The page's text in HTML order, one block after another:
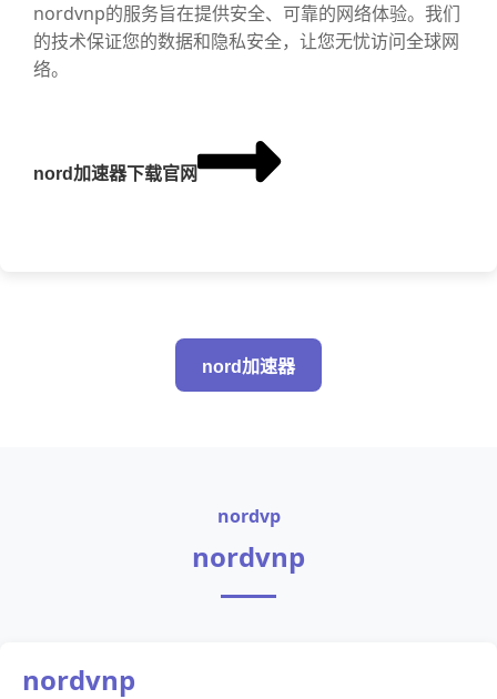
nordvnp的服务旨在提供安全、可靠的网络体验。我们
的技术保证您的数据和隐私安全，让您无忧访问全球网
络。
nord加速器下载官网
nord加速器
nordvp
nordvnp
nordvnp